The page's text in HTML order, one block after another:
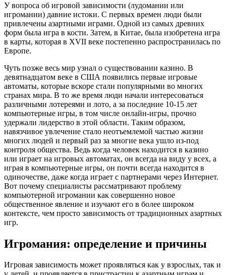
У вопроса об игровой зависимости (лудомании или
игромании) давние истоки. С первых времен люди были
привлечены азартными играми. Одной из самых древних
форм была игра в кости. Затем, в Китае, была изобретена игра
в карты, которая в XVII веке постепенно распространилась по
Европе.
Чуть позже весь мир узнал о существовании казино. В
девятнадцатом веке в США появились первые игровые
автоматы, которые вскоре стали популярными во многих
странах мира. В то же время люди начали интересоваться
различными лотереями и лото, а за последние 10-15 лет
компьютерные игры, в том числе онлайн-игры, прочно
удержали лидерство в этой области. Таким образом,
навязчивое увлечение стало неотъемлемой частью жизни
многих людей и первый раз за многие века ушло из-под
контроля общества. Ведь когда человек находится в казино
или играет на игровых автоматах, он всегда на виду у всех, а
играя в компьютерные игры, он почти всегда находится в
одиночестве, даже когда играет с партнерами через Интернет.
Вот почему специалисты рассматривают проблему
компьютерной игромании как совершенно новое
общественное явление и изучают его в более широком
контексте, чем просто зависимость от традиционных азартных
игр.
Игромания: определение и причины
Игровая зависимость может проявляться как у взрослых, так и